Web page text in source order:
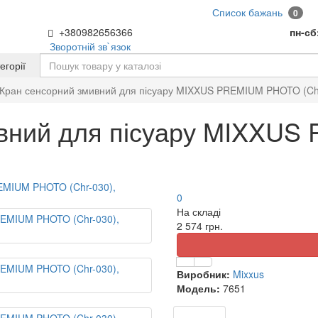
Список бажань 0
+380982656366
Зворотній зв`язок
пн-
Кран сенсорний змивний для пісуару MIXXUS PREMIUM PHOTO
для пісуару MIXXUS
0
На складі
2 574 грн.
Виробник: Mixxus
Модель: 7651